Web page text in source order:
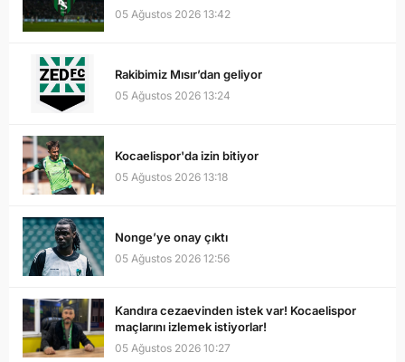
05 Ağustos 2026 13:42
Rakibimiz Mısır’dan geliyor
05 Ağustos 2026 13:24
Kocaelispor'da izin bitiyor
05 Ağustos 2026 13:18
Nonge’ye onay çıktı
05 Ağustos 2026 12:56
Kandıra cezaevinden istek var! Kocaelispor
maçlarını izlemek istiyorlar!
05 Ağustos 2026 10:27